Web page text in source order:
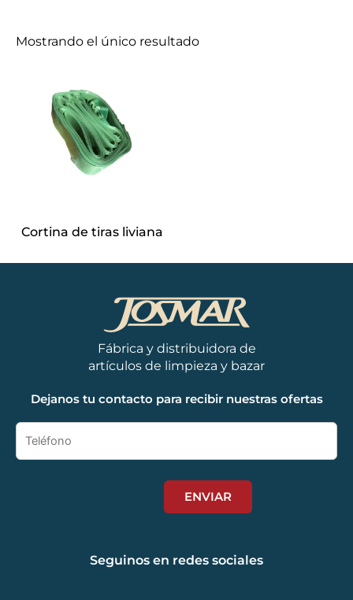
Mostrando el único resultado
Cortina de tiras liviana
Fábrica y distribuidora de
artículos de limpieza y bazar
Dejanos tu contacto para recibir nuestras ofertas
Seguinos en redes sociales